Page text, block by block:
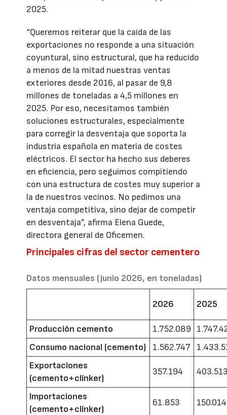
2025.
“Queremos reiterar que la caída de las
exportaciones no responde a una situación
coyuntural, sino estructural, que ha reducido
a menos de la mitad nuestras ventas
exteriores desde 2016, al pasar de 9,8
millones de toneladas a 4,5 millones en
2025. Por eso, necesitamos también
soluciones estructurales, especialmente
para corregir la desventaja que soporta la
industria española en materia de costes
eléctricos. El sector ha hecho sus deberes
en eficiencia, pero seguimos compitiendo
con una estructura de costes muy superior a
la de nuestros vecinos. No pedimos una
ventaja competitiva, sino dejar de competir
en desventaja”, afirma Elena Guede,
directora general de Oficemen.
Principales cifras del sector cementero
Datos mensuales (junio 2026, en toneladas)
2026 2025
Producción cemento 1.752.089
Consumo nacional (cemento)
1.562.747
Exportaciones
(cemento+clínker)
357.194
Importaciones
(cemento+clínker)
61.853 150.014